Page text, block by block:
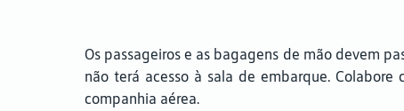
Os passageiros e as bagagens de mão devem
não terá acesso à sala de embarque.
companhia aérea.